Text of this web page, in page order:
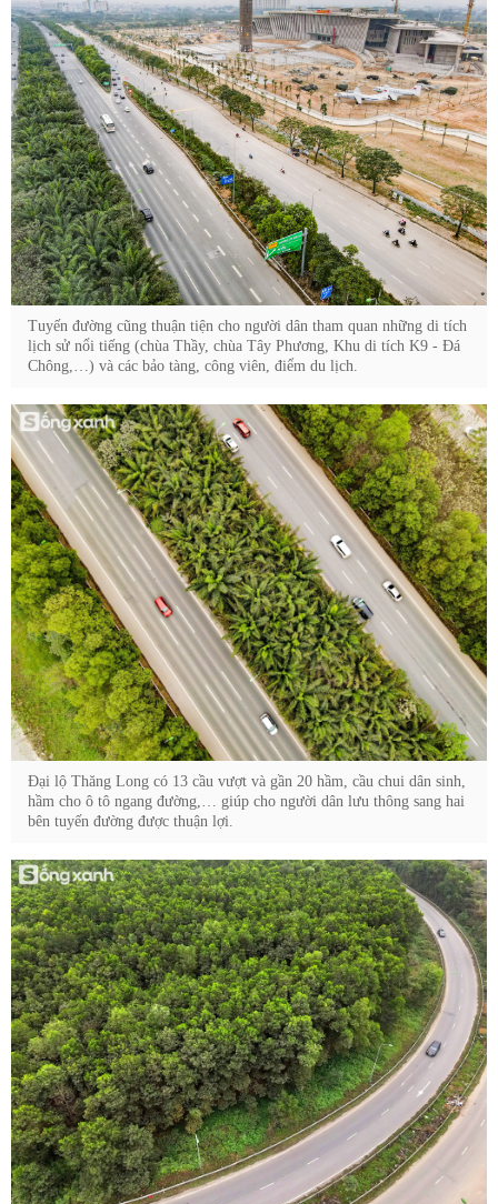
Tuyến đường cũng thuận tiện cho người dân tham quan những di tích
lịch sử nổi tiếng (chùa Thầy, chùa Tây Phương, Khu di tích K9 - Đá
Chông,…) và các bảo tàng, công viên, điểm du lịch.
Đại lộ Thăng Long có 13 cầu vượt và gần 20 hầm, cầu chui dân sinh,
hầm cho ô tô ngang đường,… giúp cho người dân lưu thông sang hai
bên tuyến đường được thuận lợi.